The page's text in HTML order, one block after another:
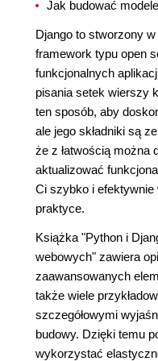
Jak budować
Django to stworzony
framework typu open
funkcjonalnych
pisania setek wierszy
ten sposób, aby
ale jego składniki są
że z łatwością można
aktualizować
Ci szybko i
praktyce.
Książka "Python i
webowych" zawiera
zaawansowanych
także wiele
szczegółowymi
budowy. Dzięki temu
wykorzystać